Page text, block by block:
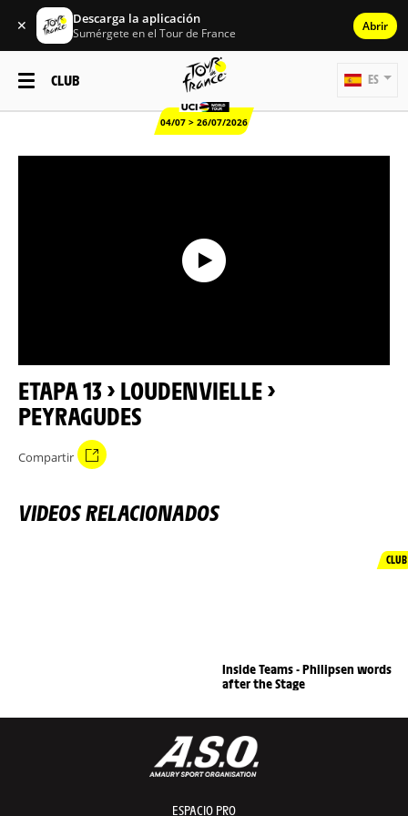
✕ Descarga la aplicación
Sumérgete en el Tour de France Abrir
CLUB
04/07 > 26/07/2026
ES
ETAPA 13 > LOUDENVIELLE >
PEYRAGUDES
Compartir
VIDEOS RELACIONADOS
CLUB
Inside Teams - Philipsen words
after the Stage
ESPACIO PRO